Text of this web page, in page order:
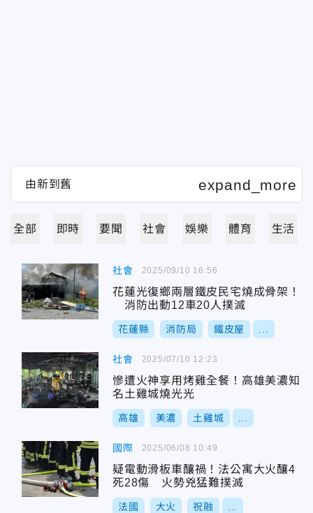
全部 即時 要聞 社會 娛樂 體育 生活
社會
花蓮光復鄉兩層鐵皮民宅燒成骨架！
消防出動12車20人撲滅
花蓮縣 消防局 鐵皮屋
2025/09/10 16:56
社會
慘遭火神享用烤雞全餐！高雄美濃知
名土雞城燒光光
高雄 美濃 土雞城
2025/07/10 12:23
國際
疑電動滑板車釀禍！法公寓大火釀4
死28傷 火勢兇猛難撲滅
法國 大火 祝融
2025/06/08 10:49